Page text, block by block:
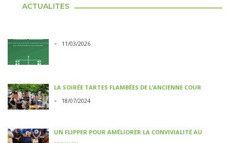
ACTUALITES
- 11/03/2026
LA SOIRÉE TARTES FLAMBÉES DE L’ANCIENNE COUR
- 18/07/2024
UN FLIPPER POUR AMÉLIORER LA CONVIVIALITÉ AU